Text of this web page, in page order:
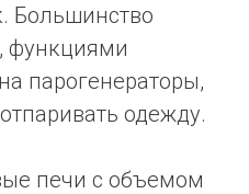
Большинство
функциями
парогенераторы,
одежду.
печи с объемом